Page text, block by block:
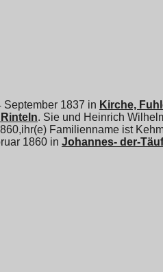
September 1837 in Kirche,
. Sie und Heinrich
Familienname ist
1860 in Johannes- der-